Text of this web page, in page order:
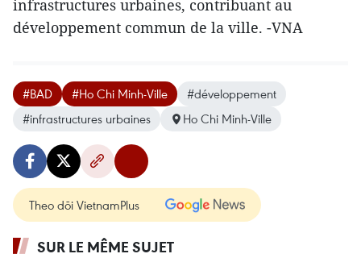
infrastructures urbaines, contribuant au
développement commun de la ville. -VNA
#BAD #Ho Chi Minh-Ville
#développement
#infrastructures urbaines
Ho Chi Minh-Ville
Theo dõi VietnamPlus
SUR LE MÊME SUJET